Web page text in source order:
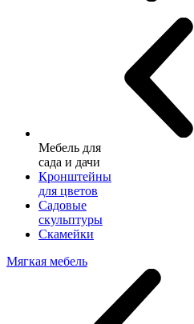
Мебель для
сада и дачи
Кронштейны
для цветов
Садовые
скульптуры
Скамейки
Мягкая мебель